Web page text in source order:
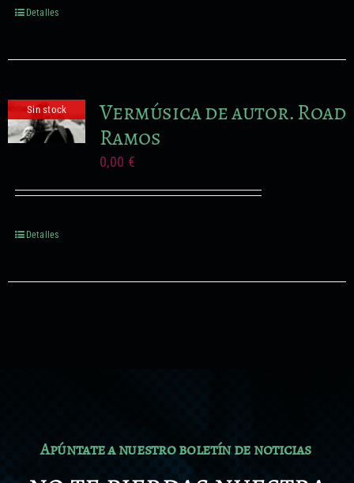
Detalles
Sin stock
Vermúsica de autor. Road
Ramos
0,00 €
Detalles
Apúntate a nuestro boletín de noticias